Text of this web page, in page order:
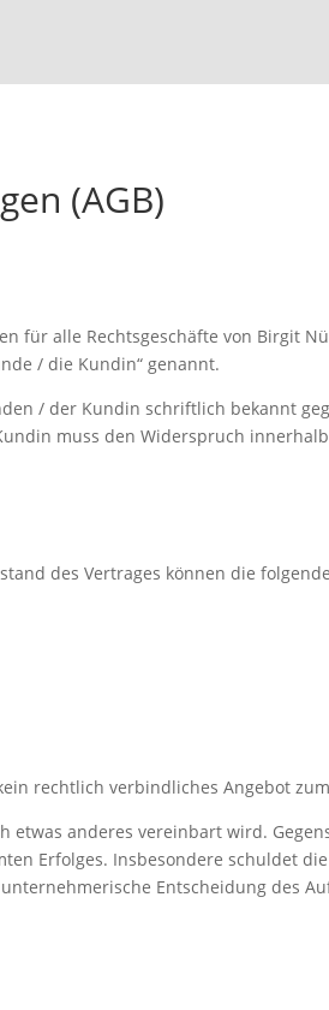
(AGB)
für alle Rechtsgeschäfte von Birgit
/ die Kundin“ genannt.
/ der Kundin schriftlich bekannt
muss den Widerspruch
des Vertrages können die
rechtlich verbindliches Angebot
etwas anderes vereinbart wird.
Erfolges. Insbesondere schuldet
Entscheidung des